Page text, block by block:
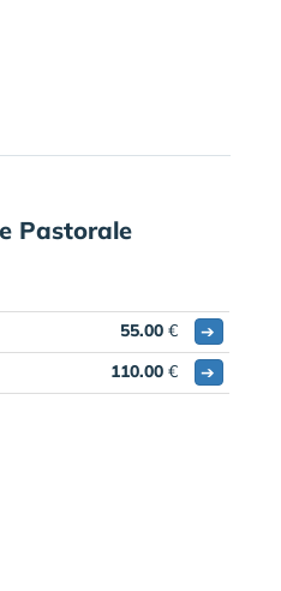
Pastorale
55.00 €
➔
110.00 € ➔